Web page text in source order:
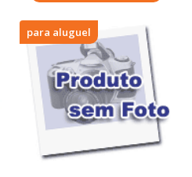
para aluguel